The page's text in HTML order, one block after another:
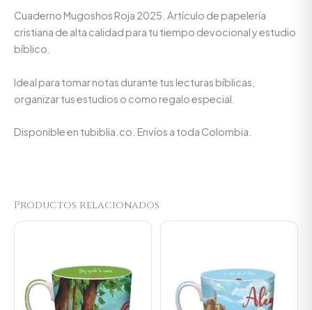
Cuaderno Mugoshos Roja 2025. Artículo de papelería
cristiana de alta calidad para tu tiempo devocional y estudio
bíblico.
Ideal para tomar notas durante tus lecturas bíblicas,
organizar tus estudios o como regalo especial.
Disponible en tubiblia.co. Envíos a toda Colombia.
Productos relacionados
Current
Current